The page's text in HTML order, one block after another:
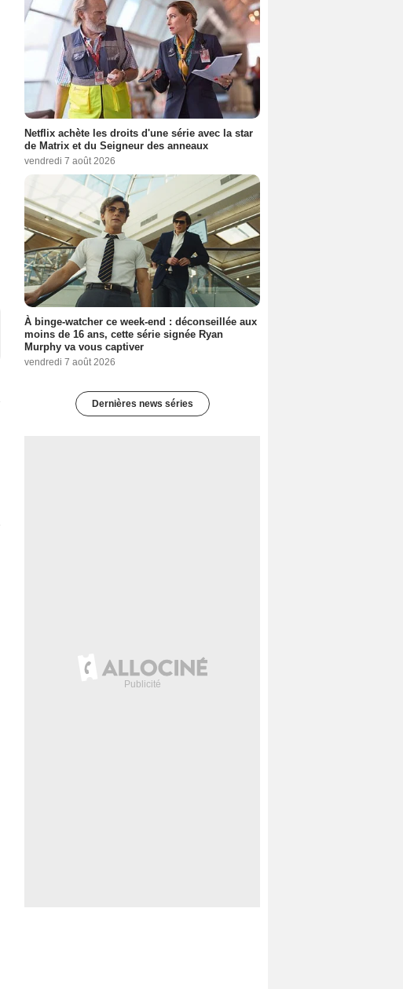
Netflix achète les droits d'une série avec la star
de Matrix et du Seigneur des anneaux
vendredi 7 août 2026
À binge-watcher ce week-end : déconseillée aux
moins de 16 ans, cette série signée Ryan
Murphy va vous captiver
vendredi 7 août 2026
Dernières news séries